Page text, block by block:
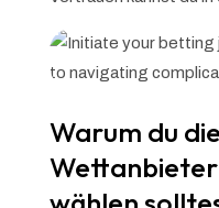
Warum du